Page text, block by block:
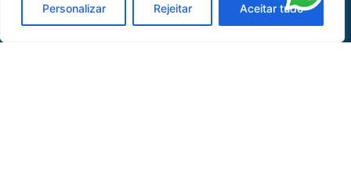
Personalizar Rejeitar Aceitar tudo
Oficina de Mangueiras